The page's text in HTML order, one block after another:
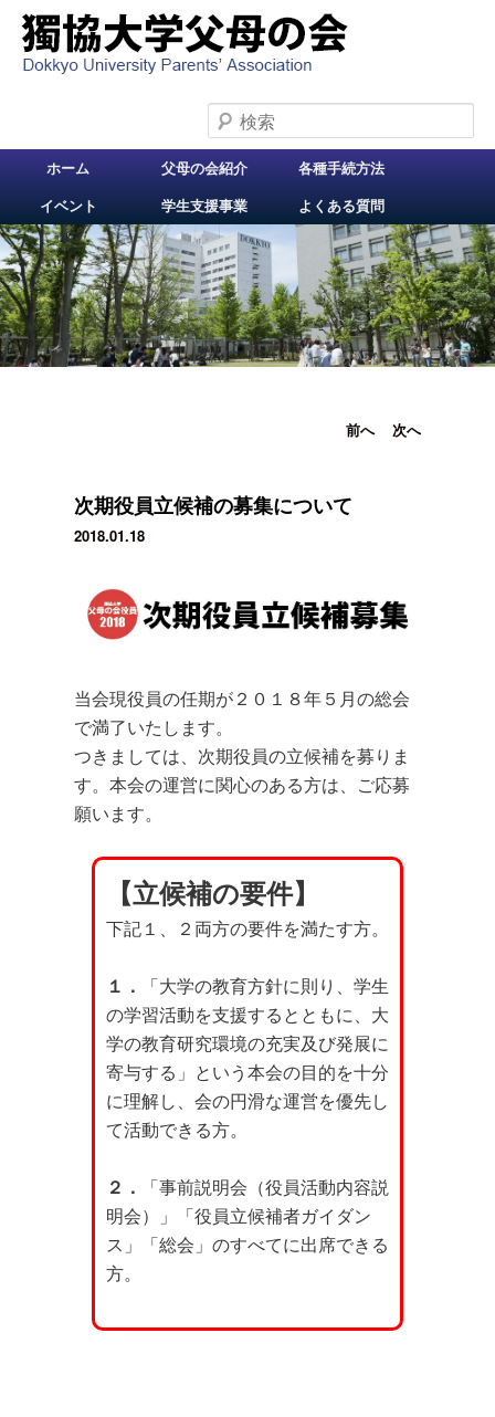
検索
メインメニュー
メインコンテンツへ
移動
ホーム 父母の会紹介
各種手続方法
イベント
学生支援事業 よくある質問
投稿ナビ
前へ 次へ
次期役員立候補の募集について
2018.01.18
当会現役員の任期が２０１８年５月の総会
で満了いたします。
つきましては、次期役員の立候補を募りま
す。本会の運営に関心のある方は、ご応募
願います。
【立候補の要件】
下記１、２両方の要件を満たす方。
１．
「大学の教育方針に則り、学生
の学習活動を支援するとともに、大
学の教育研究環境の充実及び発展に
寄与する」という本会の目的を十分
に理解し、会の円滑な運営を優先し
て活動できる方。
２．
「事前説明会（役員活動内容説
明会）」「役員立候補者ガイダン
ス」「総会」のすべてに出席できる
方。